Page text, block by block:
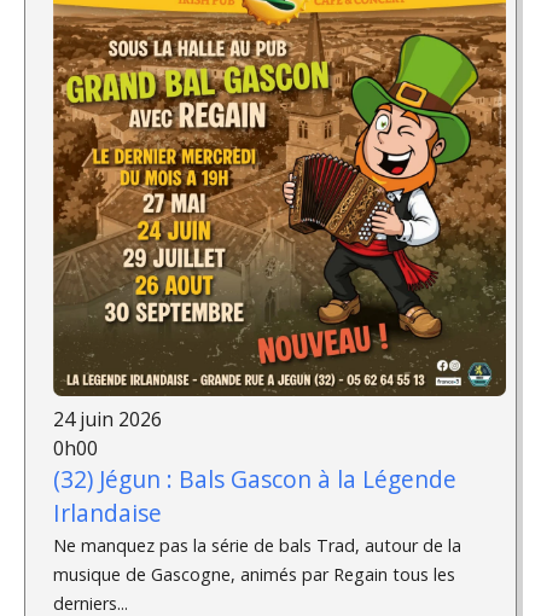
24 juin 2026
0h00
(32) Jégun : Bals Gascon à la Légende
Irlandaise
Ne manquez pas la série de bals Trad, autour de la
musique de Gascogne, animés par Regain tous les
derniers...